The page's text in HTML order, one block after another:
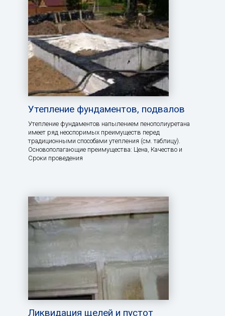
Утепление фундаментов, подвалов
Утепление фундаментов напылением пенополиуретана
имеет ряд неоспоримых преимуществ перед
традиционными способами утепления (см. таблицу).
Основополагающие преимущества: Цена, Качество и
Сроки проведения
Ликвидация щелей и пустот